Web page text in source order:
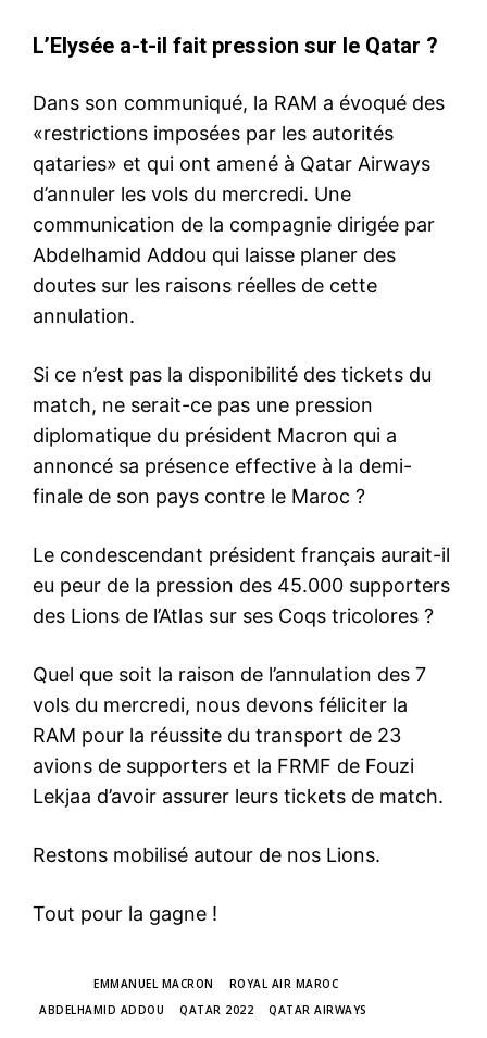
L’Elysée a-t-il fait pression sur le Qatar ?
Dans son communiqué, la RAM a évoqué des
«restrictions imposées par les autorités
qataries» et qui ont amené à Qatar Airways
d’annuler les vols du mercredi. Une
communication de la compagnie dirigée par
Abdelhamid Addou qui laisse planer des
doutes sur les raisons réelles de cette
annulation.
Si ce n’est pas la disponibilité des tickets du
match, ne serait-ce pas une pression
diplomatique du président Macron qui a
annoncé sa présence effective à la demi-
finale de son pays contre le Maroc ?
Le condescendant président français aurait-il
eu peur de la pression des 45.000 supporters
des Lions de l’Atlas sur ses Coqs tricolores ?
Quel que soit la raison de l’annulation des 7
vols du mercredi, nous devons féliciter la
RAM pour la réussite du transport de 23
avions de supporters et la FRMF de Fouzi
Lekjaa d’avoir assurer leurs tickets de match.
Restons mobilisé autour de nos Lions.
Tout pour la gagne !
EMMANUEL MACRON
ROYAL AIR MAROC
ABDELHAMID ADDOU
QATAR 2022 QATAR AIRWAYS